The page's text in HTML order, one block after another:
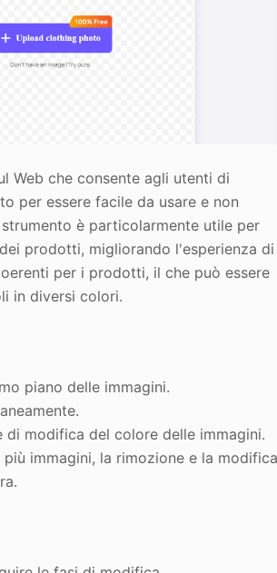
che consente agli utenti di
per essere facile da usare e non
è particolarmente utile per
prodotti, migliorando l'esperienza di
per i prodotti, il che può essere
in diversi colori.
piano delle immagini.
modifica del colore delle immagini.
immagini, la rimozione e la